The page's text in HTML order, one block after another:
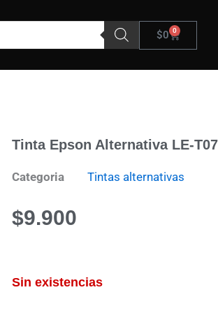
$0 0
Carrito
Tinta Epson Alternativa LE-
Categoria Tintas alternativas
$9.900
Sin existencias